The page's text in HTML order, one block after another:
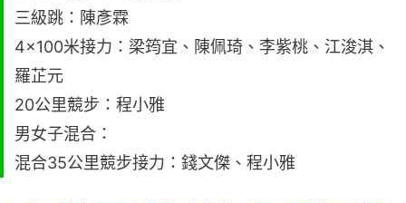
三級跳：陳彥霖
4×100米接力：梁筠宜、陳佩琦、李紫桃、江浚淇、
羅芷元
20公里競步：程小雅
男女子混合：
混合35公里競步接力：錢文傑、程小雅